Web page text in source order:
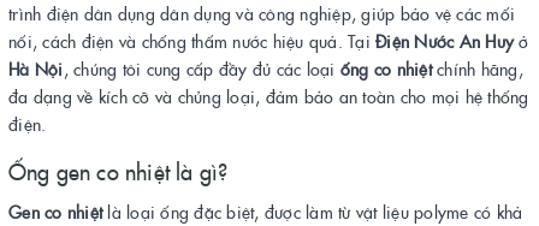
trình điện dân dụng dân dụng và công nghiệp, giúp bảo vệ các mối
nối, cách điện và chống thấm nước hiệu quả. Tại Điện Nước An Huyở
Hà Nội, chúng tôi cung cấp đầy đủ các loại ống co nhiệtchính hãng,
đa dạng về kích cỡ và chủng loại, đảm bảo an toàn cho mọi hệ thống
điện.
Ống gen co nhiệt là gì?
Gen co nhiệtlà loại ống đặc biệt, được làm từ vật liệu polyme có khả